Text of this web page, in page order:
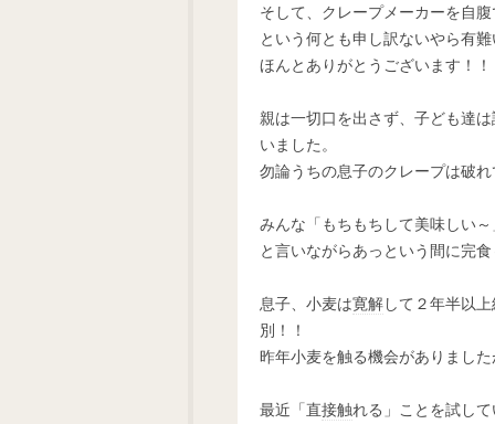
そして、クレープメーカーを自
という何とも申し訳ないやら有
ほんとありがとうございます！！
親は一切口を出さず、子ども達
いました。
勿論うちの息子のクレープは破
みんな「もちもちして美味しい
と言いながらあっという間に完
息子、小麦は寛解して２年半以
別！！
昨年小麦を触る機会がありまし
最近「直接触れる」ことを試し